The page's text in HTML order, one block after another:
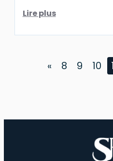
Lire plus
« 8 9 10